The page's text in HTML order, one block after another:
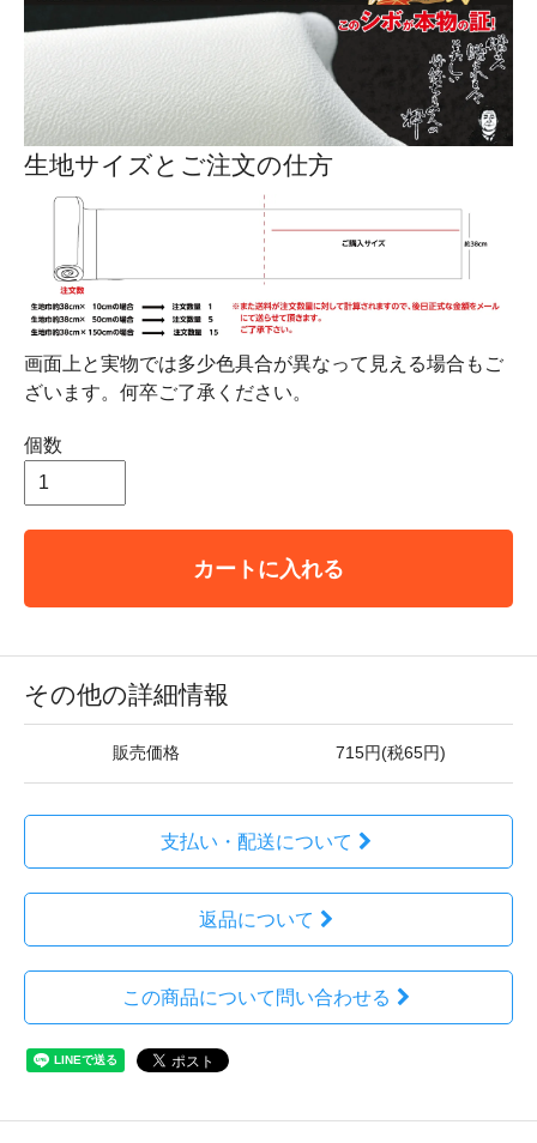
生地サイズとご注文の仕方
画面上と実物では多少色具合が異なって見える場合もご
ざいます。何卒ご了承ください。
個数
カートに入れる
その他の詳細情報
販売価格 715円(税65円)
支払い・配送について
返品について
この商品について問い合わせる